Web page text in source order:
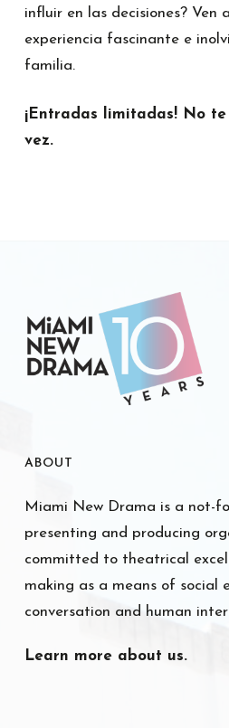
influir en las decisiones? Ven
experiencia fascinante e
familia.
¡Entradas limitadas! No
vez.
ABOUT
Miami New Drama is a not-
presenting and producing
committed to theatrical
making as a means of social
conversation and human
Learn more about us.